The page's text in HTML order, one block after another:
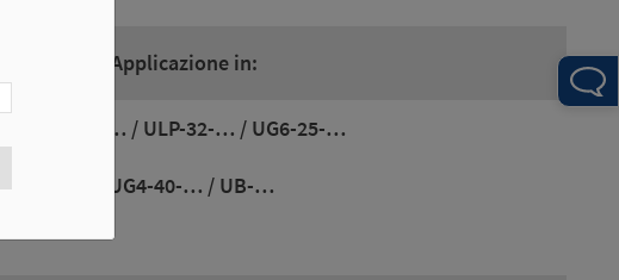
Applicazione in:
ULC-32-… / ULP-32-… / UG6-25-…
UG4-40-… / UB-…